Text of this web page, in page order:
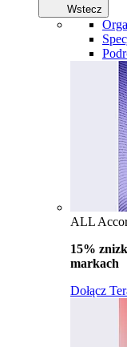
Wstecz
ALL
15%
markach
Dołącz